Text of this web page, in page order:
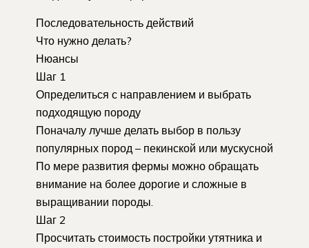
Последовательность действий
Что нужно делать?
Нюансы
Шаг 1
Определиться с направлением и выбрать
подходящую породу
Поначалу лучше делать выбор в пользу
популярных пород – пекинской или мускусной
По мере развития фермы можно обращать
внимание на более дорогие и сложные в
выращивании породы.
Шаг 2
Просчитать стоимость постройки утятника и